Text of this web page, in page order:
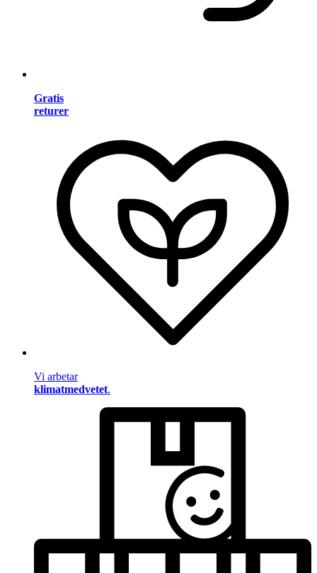
Gratis
returer
Vi arbetar
klimatmedvetet.